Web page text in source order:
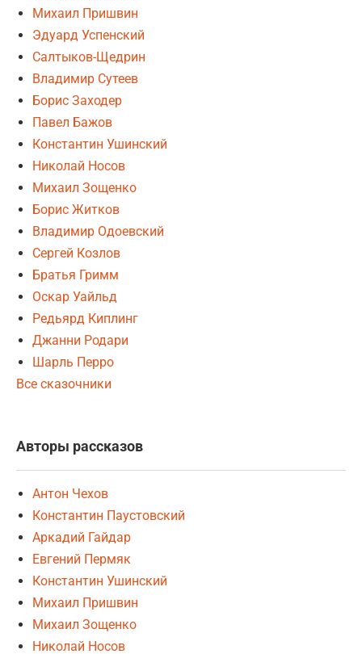
Михаил Пришвин
Эдуард Успенский
Салтыков-Щедрин
Владимир Сутеев
Борис Заходер
Павел Бажов
Константин Ушинский
Николай Носов
Михаил Зощенко
Борис Житков
Владимир Одоевский
Сергей Козлов
Братья Гримм
Оскар Уайльд
Редьярд Киплинг
Джанни Родари
Шарль Перро
Все сказочники
Авторы рассказов
Антон Чехов
Константин Паустовский
Аркадий Гайдар
Евгений Пермяк
Константин Ушинский
Михаил Пришвин
Михаил Зощенко
Николай Носов